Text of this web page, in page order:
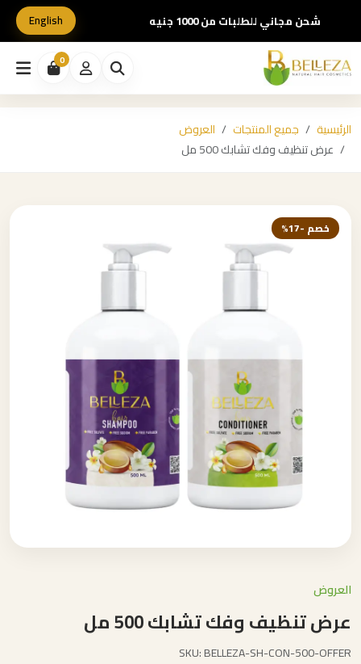
شحن مجاني للطلبات من 1000 جنيه English
0
الرئيسية جميع المنتجات
العروض
عرض تنظيف وفك تشابك 500 مل
خصم -17%
العروض
عرض تنظيف وفك تشابك 500 مل
SKU: BELLEZA-SH-CON-500-OFFER